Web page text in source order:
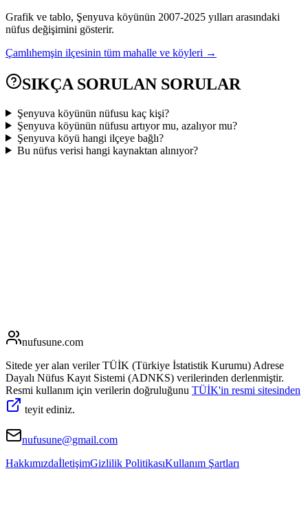
Grafik ve tablo, Şenyuva köyünün 2007-2025 yılları arasındaki
nüfus değişimini gösterir.
Çamlıhemşin ilçesinin tüm mahalle ve köyleri →
SIKÇA SORULAN SORULAR
Şenyuva köyünün nüfusu kaç kişi?
Şenyuva köyünün nüfusu artıyor mu, azalıyor mu?
Şenyuva köyü hangi ilçeye bağlı?
Bu nüfus verisi hangi kaynaktan alınıyor?
nufusune.com
Sitede yer alan veriler TÜİK (Türkiye İstatistik Kurumu) Adrese
Dayalı Nüfus Kayıt Sistemi (ADNKS) verilerinden derlenmiştir.
Resmi kullanım için verilerin doğruluğunu TÜİK'in resmi sitesinden
teyit ediniz.
nufusune@gmail.com
HakkımızdaİletişimGizlilik PolitikasıKullanım Şartları